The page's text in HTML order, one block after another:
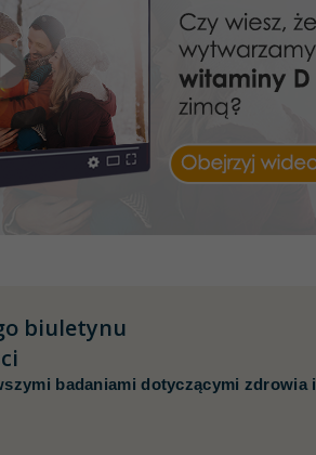
biuletynu
badaniami dotyczącymi zdrowia i